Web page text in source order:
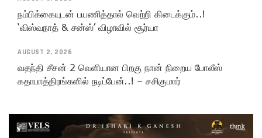
நம்பிக்கையுடன் பயணித்தால் வெற்றி கிடைக்கும்..!
‘விஸ்வநாத் & சன்ஸ்’ விழாவில் சூர்யா
AUGUST 2, 2026
வதந்தி சீசன் 2 வெளியான பிறகு நான் நிறைய போலீஸ்
கதாபாத்திரங்களில் நடிப்பேன்..! – சசிகுமார்